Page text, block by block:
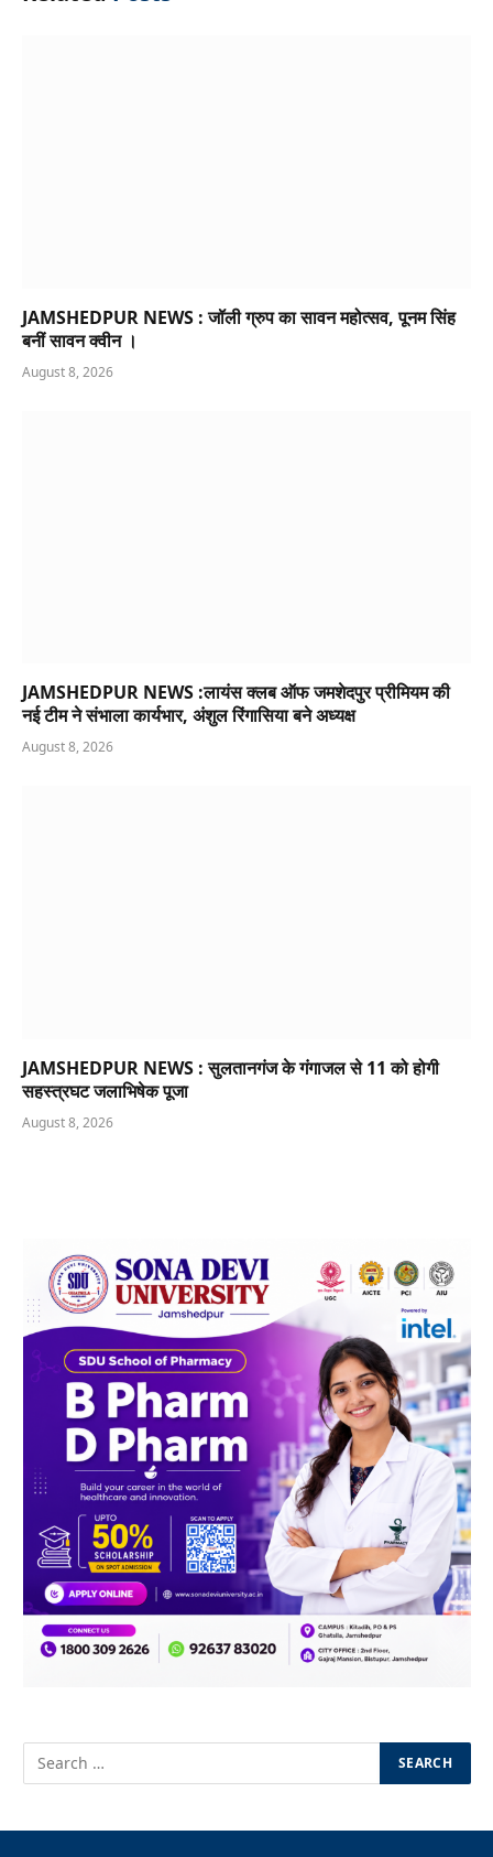
JAMSHEDPUR NEWS : जॉली ग्रुप का सावन महोत्सव, पूनम सिंह
बनीं सावन क्वीन ।
August 8, 2026
JAMSHEDPUR NEWS :लायंस क्लब ऑफ जमशेदपुर प्रीमियम की
नई टीम ने संभाला कार्यभार, अंशुल रिंगासिया बने अध्यक्ष
August 8, 2026
JAMSHEDPUR NEWS : सुलतानगंज के गंगाजल से 11 को होगी
सहस्त्रघट जलाभिषेक पूजा
August 8, 2026